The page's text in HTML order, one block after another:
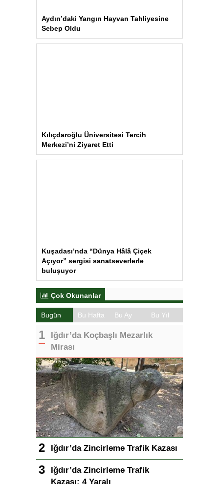
Sebep Oldu
Kılıçdaroğlu Üniversitesi Tercih
Merkezi’ni Ziyaret Etti
Açıyor” sergisi sanatseverlerle
buluşuyor
Çok Okunanlar
Bugün Bu Hafta Bu Ay Bu Yıl
Iğdır’da Koçbaşlı Mezarlık
Mirası
Iğdır’da Zincirleme Trafik Kazası
Iğdır’da Zincirleme Trafik
Kazası: 4 Yaralı